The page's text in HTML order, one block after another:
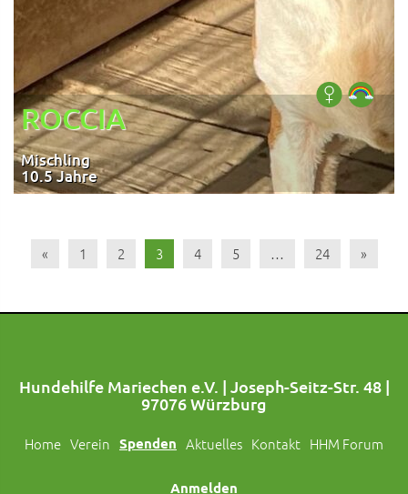
ROCCIA
Mischling
10.5 Jahre
« 1 2 3 4 5 … 24 »
Hundehilfe Mariechen e.V. | Joseph-Seitz-Str. 48 |
97076 Würzburg
Home Verein Spenden Aktuelles Kontakt HHM Forum
Anmelden